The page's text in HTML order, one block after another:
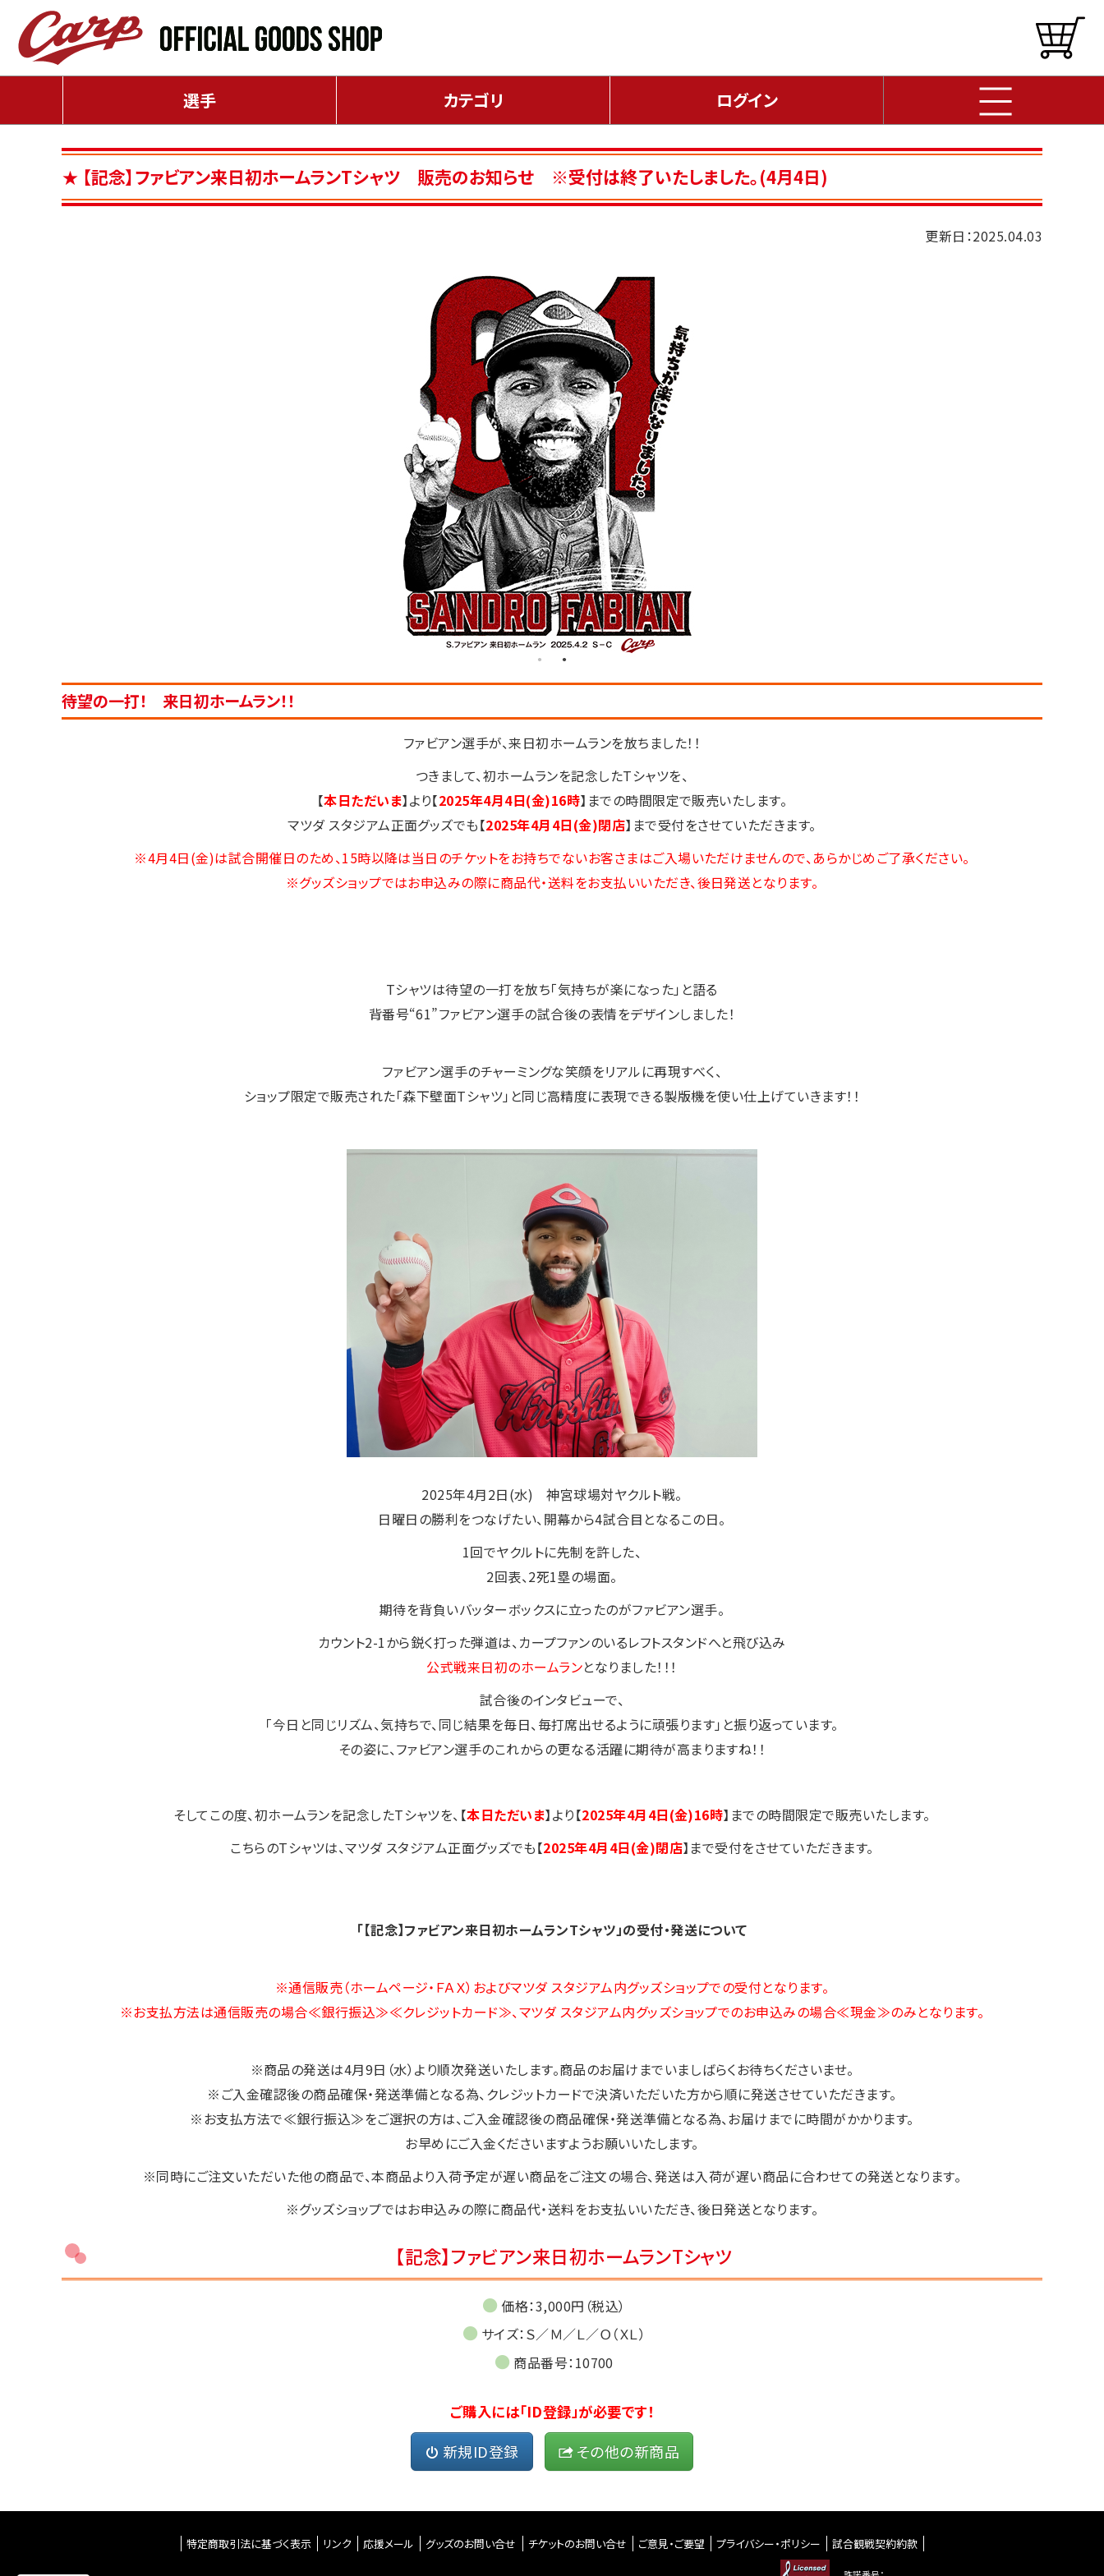
選手 カテゴリ ログイン
【記念】ファビアン来日初ホームランTシャツ 販売のお知らせ ※受付は終了いたしました。(4月4日)
更新日：2025.04.03
待望の一打！ 来日初ホームラン！！
ファビアン選手が、来日初ホームランを放ちました！！
つきまして、初ホームランを記念したTシャツを、
【本日ただいま】より【2025年4月4日(金)16時】までの時間限定で販売いたします。
マツダ スタジアム正面グッズでも【2025年4月4日(金)閉店】まで受付をさせていただきます。
※4月4日(金)は試合開催日のため、15時以降は当日のチケットをお持ちでないお客さまはご入場いただけませんので、あらかじめご了承ください。
※グッズショップではお申込みの際に商品代・送料をお支払いいただき、後日発送となります。
Tシャツは待望の一打を放ち「気持ちが楽になった」と語る
背番号“61”ファビアン選手の試合後の表情をデザインしました！
ファビアン選手のチャーミングな笑顔をリアルに再現すべく、
ショップ限定で販売された「森下壁面Tシャツ」と同じ高精度に表現できる製版機を使い仕上げていきます！！
2025年4月2日(水) 神宮球場対ヤクルト戦。
日曜日の勝利をつなげたい、開幕から4試合目となるこの日。
1回でヤクルトに先制を許した、
2回表、2死1塁の場面。
期待を背負いバッターボックスに立ったのがファビアン選手。
カウント2-1から鋭く打った弾道は、カープファンのいるレフトスタンドへと飛び込み
公式戦来日初のホームランとなりました！！！
試合後のインタビューで、
「今日と同じリズム、気持ちで、同じ結果を毎日、毎打席出せるように頑張ります」と振り返っています。
その姿に、ファビアン選手のこれからの更なる活躍に期待が高まりますね！！
そしてこの度、初ホームランを記念したTシャツを、【本日ただいま】より【2025年4月4日(金)16時】までの時間限定で販売いたします。
こちらのTシャツは、マツダ スタジアム正面グッズでも【2025年4月4日(金)閉店】まで受付をさせていただきます。
「【記念】ファビアン来日初ホームランTシャツ」の受付・発送について
※通信販売（ホームページ・ＦＡＸ）およびマツダ スタジアム内グッズショップでの受付となります。
※お支払方法は通信販売の場合≪銀行振込≫≪クレジットカード≫、マツダ スタジアム内グッズショップでのお申込みの場合≪現金≫のみとなります。
※商品の発送は4月9日（水）より順次発送いたします。商品のお届けまでいましばらくお待ちくださいませ。
※ご入金確認後の商品確保・発送準備となる為、クレジットカードで決済いただいた方から順に発送させていただきます。
※お支払方法で≪銀行振込≫をご選択の方は、ご入金確認後の商品確保・発送準備となる為、お届けまでに時間がかかります。
お早めにご入金くださいますようお願いいたします。
※同時にご注文いただいた他の商品で、本商品より入荷予定が遅い商品をご注文の場合、発送は入荷が遅い商品に合わせての発送となります。
※グッズショップではお申込みの際に商品代・送料をお支払いいただき、後日発送となります。
【記念】ファビアン来日初ホームランTシャツ
価格：3,000円（税込）
サイズ：Ｓ／Ｍ／Ｌ／Ｏ（ＸＬ）
商品番号：10700
ご購入には「ID登録」が必要です！
新規ID登録 その他の新商品
特定商取引法に基づく表示 リンク 応援メール グッズのお問い合せ チケットのお問い合せ ご意見・ご要望 プライバシー・ポリシー 試合観戦契約約款